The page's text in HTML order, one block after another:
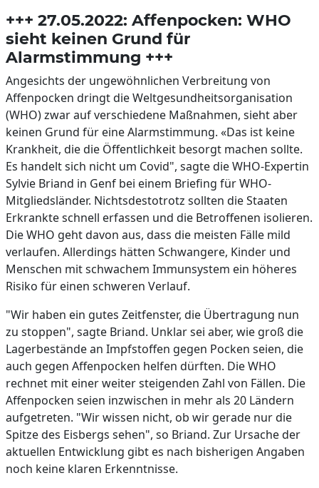
+++ 27.05.2022: Affenpocken: WHO
sieht keinen Grund für
Alarmstimmung +++
Angesichts der ungewöhnlichen Verbreitung von
Affenpocken dringt die Weltgesundheitsorganisation
(WHO) zwar auf verschiedene Maßnahmen, sieht aber
keinen Grund für eine Alarmstimmung. «Das ist keine
Krankheit, die die Öffentlichkeit besorgt machen sollte.
Es handelt sich nicht um Covid", sagte die WHO-Expertin
Sylvie Briand in Genf bei einem Briefing für WHO-
Mitgliedsländer. Nichtsdestotrotz sollten die Staaten
Erkrankte schnell erfassen und die Betroffenen isolieren.
Die WHO geht davon aus, dass die meisten Fälle mild
verlaufen. Allerdings hätten Schwangere, Kinder und
Menschen mit schwachem Immunsystem ein höheres
Risiko für einen schweren Verlauf.
"Wir haben ein gutes Zeitfenster, die Übertragung nun
zu stoppen", sagte Briand. Unklar sei aber, wie groß die
Lagerbestände an Impfstoffen gegen Pocken seien, die
auch gegen Affenpocken helfen dürften. Die WHO
rechnet mit einer weiter steigenden Zahl von Fällen. Die
Affenpocken seien inzwischen in mehr als 20 Ländern
aufgetreten. "Wir wissen nicht, ob wir gerade nur die
Spitze des Eisbergs sehen", so Briand. Zur Ursache der
aktuellen Entwicklung gibt es nach bisherigen Angaben
noch keine klaren Erkenntnisse.